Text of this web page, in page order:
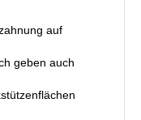
auf
geben auch